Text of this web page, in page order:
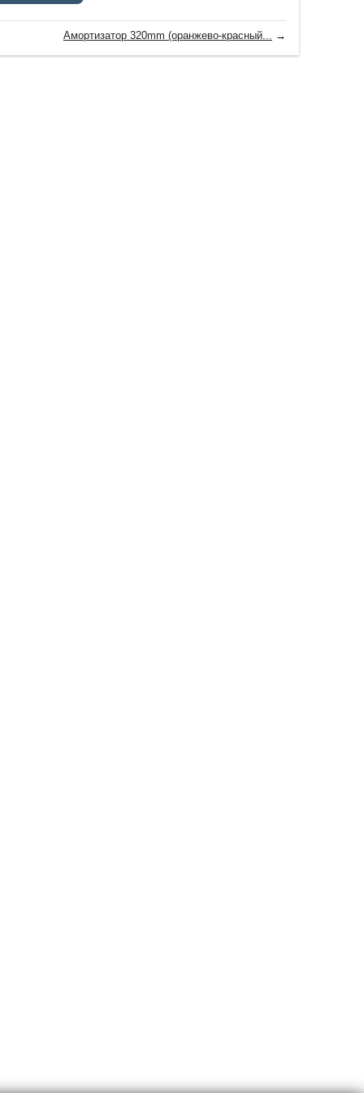
Амортизатор 320mm (оранжево-красный... →